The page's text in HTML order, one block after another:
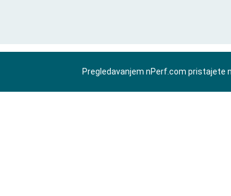
Pregledavanjem nPerf.com pristajete